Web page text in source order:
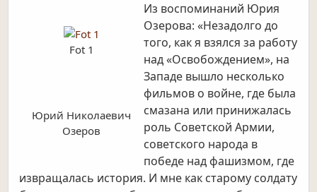
Fot 1
Юрий Николаевич
Озеров
Из воспоминаний Юрия
Озерова: «Незадолго до
того, как я взялся за работу
над «Освобождением», на
Западе вышло несколько
фильмов о войне, где была
смазана или принижалась
роль Советской Армии,
советского народа в
победе над фашизмом, где
извращалась история. И мне как старому солдату